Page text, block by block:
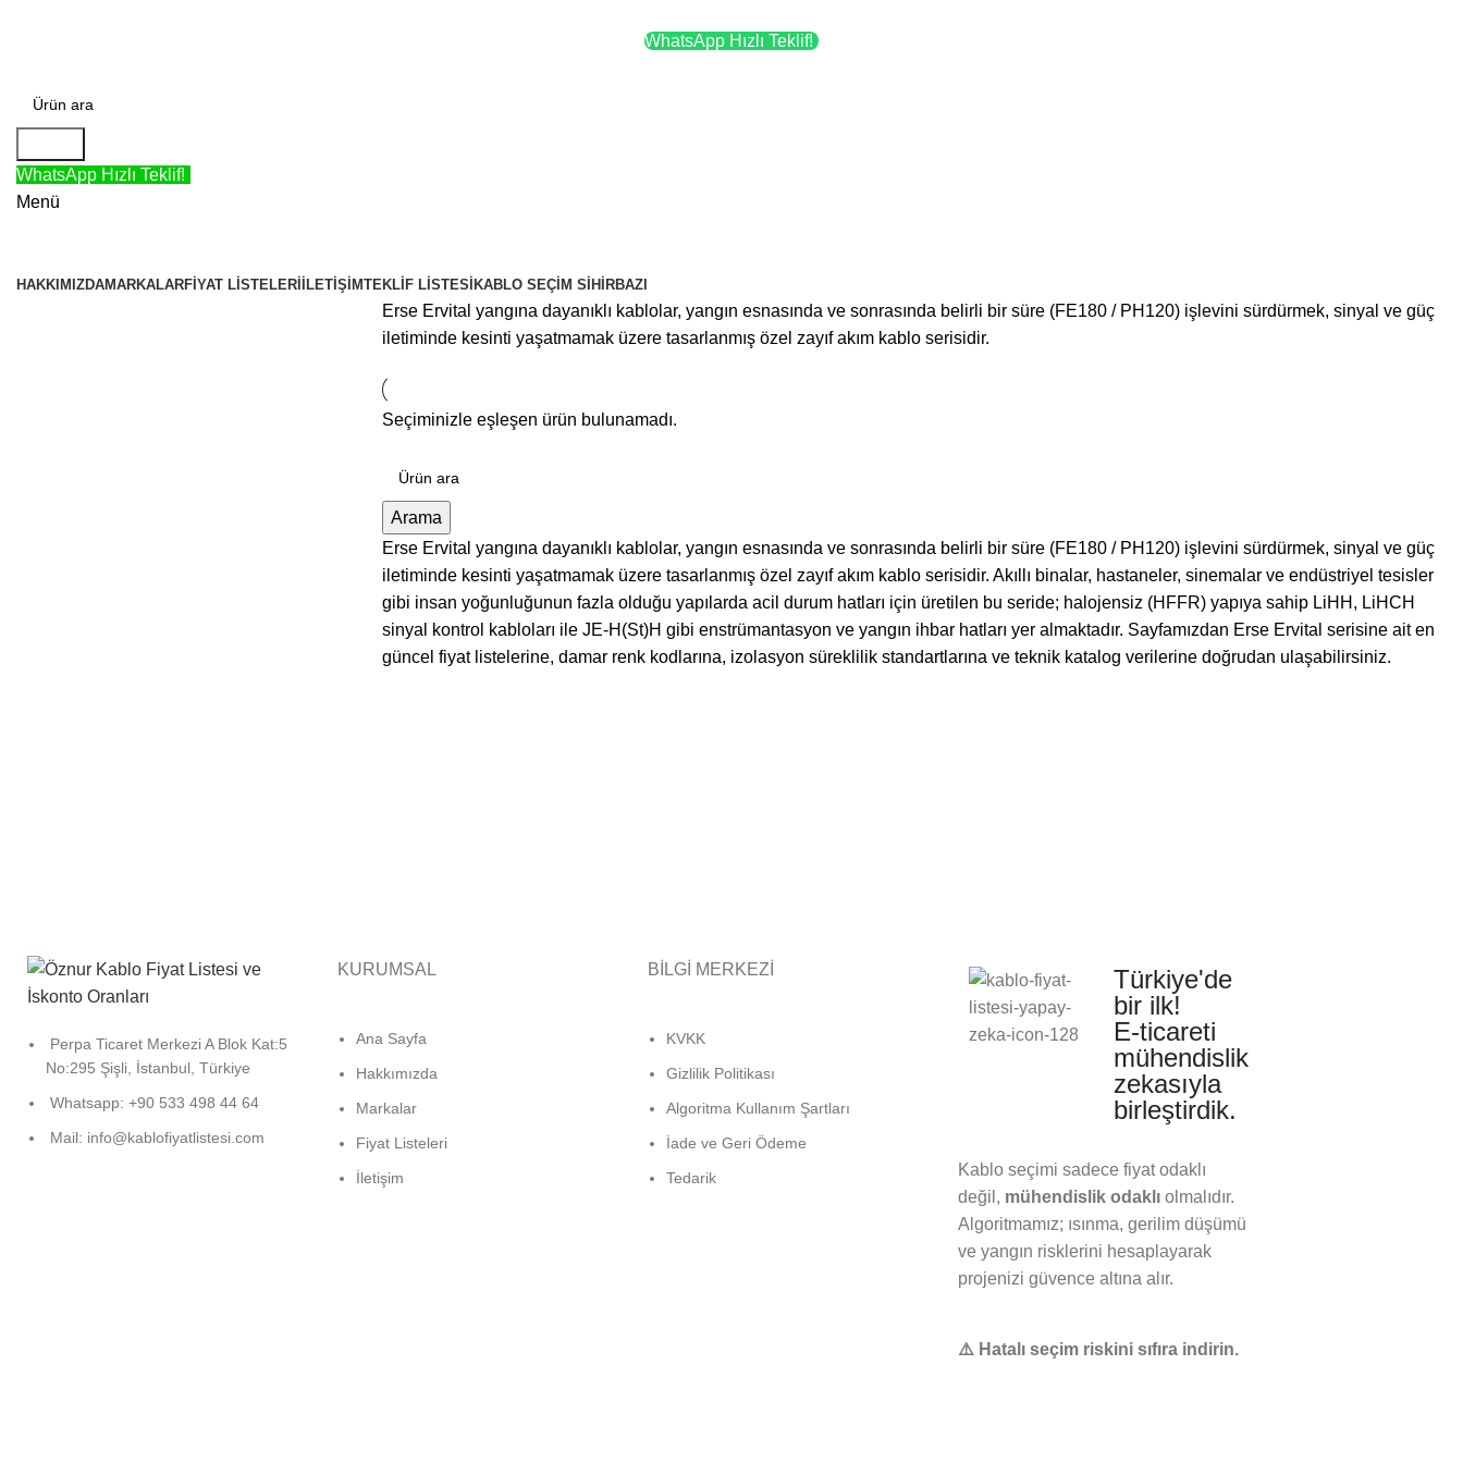
WhatsApp Hızlı Teklif!
WhatsApp Hızlı Teklif!
Menü
HAKKIMIZDAMARKALARFIYAT LISTELERI İLETIŞIMTEKLIF LISTESI KABLO SEÇIM SIHIRBAZI
Erse Ervital yangına dayanıklı kablolar, yangın esnasında ve sonrasında belirli bir süre (FE180 / PH120) işlevini sürdürmek, sinyal ve güç
iletiminde kesinti yaşatmamak üzere tasarlanmış özel zayıf akım kablo serisidir.
Seçiminizle eşleşen ürün bulunamadı.
Arama
Erse Ervital yangına dayanıklı kablolar, yangın esnasında ve sonrasında belirli bir süre (FE180 / PH120) işlevini sürdürmek, sinyal ve güç
iletiminde kesinti yaşatmamak üzere tasarlanmış özel zayıf akım kablo serisidir. Akıllı binalar, hastaneler, sinemalar ve endüstriyel tesisler
gibi insan yoğunluğunun fazla olduğu yapılarda acil durum hatları için üretilen bu seride; halojensiz (HFFR) yapıya sahip LiHH, LiHCH
sinyal kontrol kabloları ile JE-H(St)H gibi enstrümantasyon ve yangın ihbar hatları yer almaktadır. Sayfamızdan Erse Ervital serisine ait en
güncel fiyat listelerine, damar renk kodlarına, izolasyon süreklilik standartlarına ve teknik katalog verilerine doğrudan ulaşabilirsiniz.
Perpa Ticaret Merkezi A Blok Kat:5
No:295 Şişli, İstanbul, Türkiye
Whatsapp: +90 533 498 44 64
Mail: info@kablofiyatlistesi.com
KURUMSAL
Ana Sayfa
Hakkımızda
Markalar
Fiyat Listeleri
İletişim
BİLGİ MERKEZİ
KVKK
Gizlilik Politikası
Algoritma Kullanım Şartları
İade ve Geri Ödeme
Tedarik
Türkiye'de
bir ilk!
E-ticareti
mühendislik
zekasıyla
birleştirdik.
Kablo seçimi sadece fiyat odaklı
değil, mühendislik odaklı olmalıdır.
Algoritmamız; ısınma, gerilim düşümü
ve yangın risklerini hesaplayarak
projenizi güvence altına alır.
⚠️ Hatalı seçim riskini sıfıra indirin.